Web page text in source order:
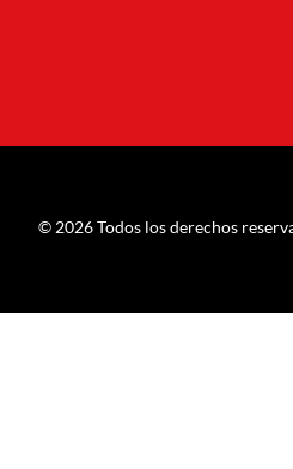
© 2026 Todos los derechos